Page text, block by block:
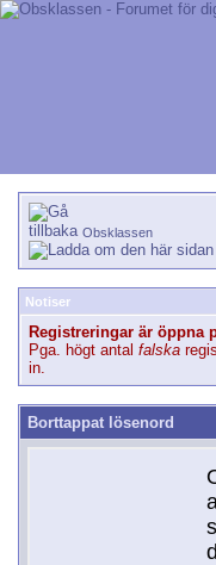
Obsklassen
Notiser
Registreringar är öppna
Pga. högt antal falska
in.
Borttappat lösenord